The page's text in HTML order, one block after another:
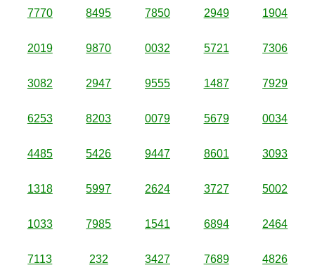
7770 8495 7850 2949 1904
2019 9870 0032 5721 7306
3082 2947 9555 1487 7929
6253 8203 0079 5679 0034
4485 5426 9447 8601 3093
1318 5997 2624 3727 5002
1033 7985 1541 6894 2464
7113 232 3427 7689 4826